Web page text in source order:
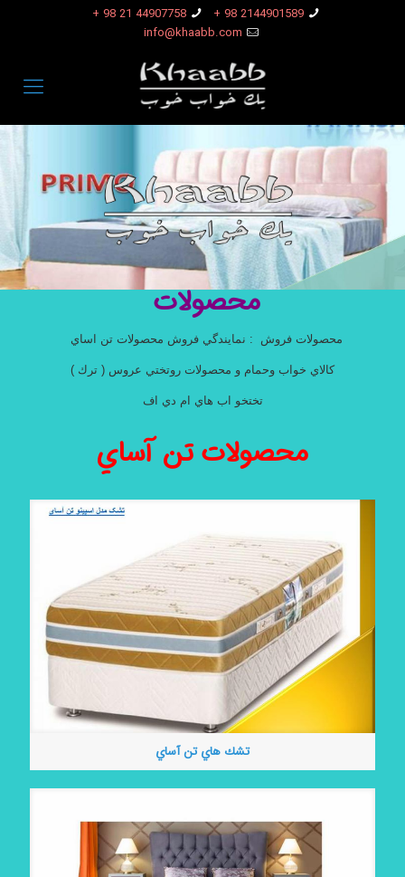
2144901589 98 +
44907758 21 98 +
info@khaabb.com
محصولات
محصولات فروش : نمايندگي فروش محصولات تن اساي
كالاي خواب وحمام و محصولات روتختي عروس ( ترك )
تختخو اب هاي ام دي اف
محصولات تن آساي
تشك هاي تن آساي